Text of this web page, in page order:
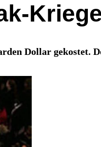
Dollar gekostet.